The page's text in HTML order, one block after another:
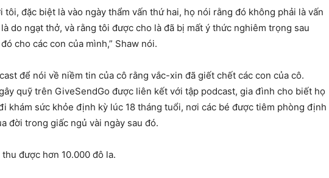
tôi, đặc biệt là vào ngày thẩm vấn thứ hai, họ nói rằng đó không phải là vấn
do ngạt thở, và rằng tôi được cho là đã bị mất ý thức nghiêm trọng sau
cho các con của mình,” Shaw nói.
để nói về niềm tin của cô rằng vắc-xin đã giết chết các con của cô.
quỹ trên GiveSendGo được liên kết với tập podcast, gia đình cho biết họ
khám sức khỏe định kỳ lúc 18 tháng tuổi, nơi các bé được tiêm phòng định
đời trong giấc ngủ vài ngày sau đó.
được hơn 10.000 đô la.